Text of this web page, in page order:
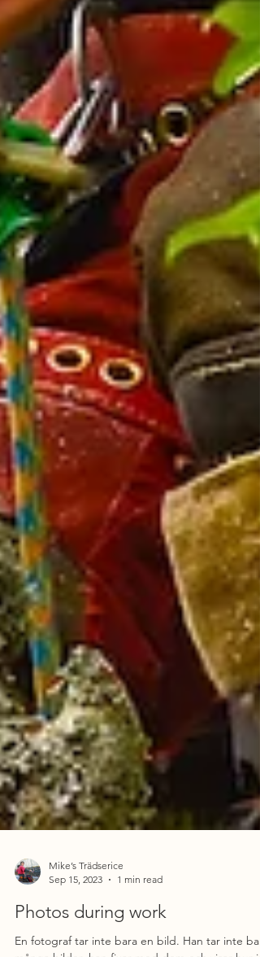
Mike’s Trädserice
Sep 15, 2023
1 min read